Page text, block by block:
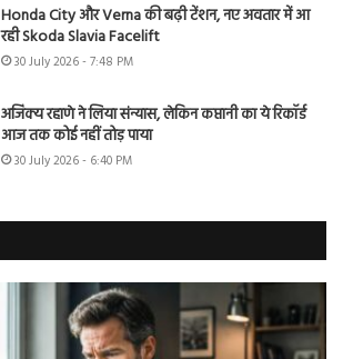
Honda City और Verna की बढ़ी टेंशन, नए अवतार में आ
रही Skoda Slavia Facelift
30 July 2026 - 7:48 PM
अजिंक्य रहाणे ने लिया संन्यास, लेकिन कप्तानी का ये रिकॉर्ड
आज तक कोई नहीं तोड़ पाया
30 July 2026 - 6:40 PM